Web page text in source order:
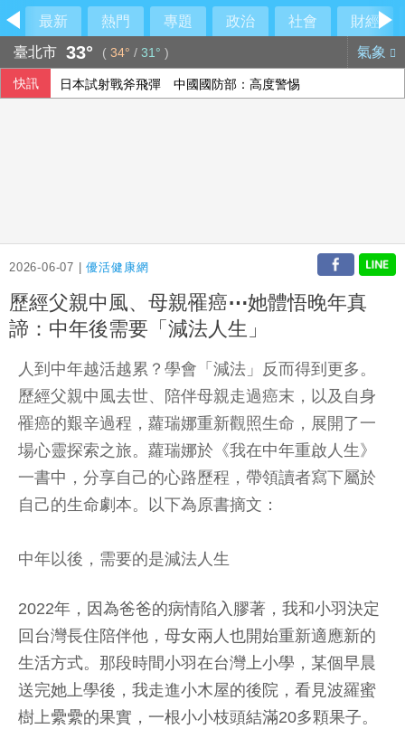
最新 熱門 專題 政治 社會
財經
臺北市 33° ( 34° / 31° ) 氣象
快訊 日本試射戰斧飛彈 中國國防部：高度警惕
2026-06-07 |優活健康網
歷經父親中風、母親罹癌⋯她體悟晚年真
諦：中年後需要「減法人生」
人到中年越活越累？學會「減法」反而得到更多。
歷經父親中風去世、陪伴母親走過癌末，以及自身
罹癌的艱辛過程，蘿瑞娜重新觀照生命，展開了一
場心靈探索之旅。蘿瑞娜於《我在中年重啟人生》
一書中，分享自己的心路歷程，帶領讀者寫下屬於
自己的生命劇本。以下為原書摘文：
中年以後，需要的是減法人生
2022年，因為爸爸的病情陷入膠著，我和小羽決定
回台灣長住陪伴他，母女兩人也開始重新適應新的
生活方式。那段時間小羽在台灣上小學，某個早晨
送完她上學後，我走進小木屋的後院，看見波羅蜜
樹上纍纍的果實，一根小小枝頭結滿20多顆果子。